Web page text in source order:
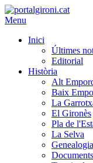
Menu
Inici
Últimes
Editorial
Història
Alt
Baix
La
El Gironès
Pla de
La Selva
Genealogia
Documents